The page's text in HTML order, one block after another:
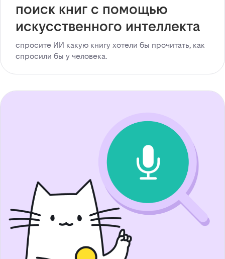
поиск книг с помощью
искусственного интеллекта
спросите ИИ какую книгу хотели бы прочитать, как
спросили бы у человека.